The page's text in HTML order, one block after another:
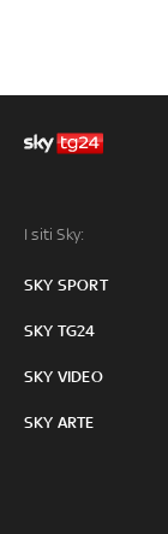
I siti Sky:
SKY SPORT
SKY TG24
SKY VIDEO
SKY ARTE